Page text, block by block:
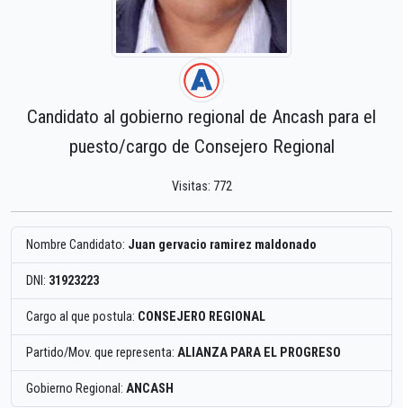
Candidato al gobierno regional de Ancash para el
puesto/cargo de Consejero Regional
Visitas: 772
Nombre Candidato: Juan gervacio ramirez maldonado
DNI: 31923223
Cargo al que postula: CONSEJERO REGIONAL
Partido/Mov. que representa: ALIANZA PARA EL PROGRESO
Gobierno Regional: ANCASH